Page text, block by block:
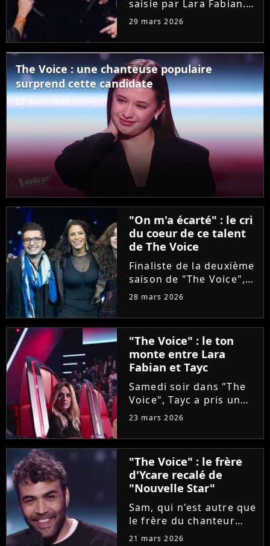
saisie par Lara Fabian.
Hier soir dans "The
Joanna, ancienne demi-
finaliste de la "Star
Academy", a bouleversé
la coach. Elle n'a pas
résisté...
29 mars 2026
The Voice : une chanteuse populaire
surprend cette candidate
28 mars 2026
"On m'a écarté" : le cri
du coeur de ce talent
de The Voice
Finaliste de la deuxième
saison de "The Voice",
Olympe se livre à coeur
le chanteur révèle que
sa carrière a été
sabotée par une
personne malveillante
qui a...
28 mars 2026
"The Voice" : le ton
monte entre Lara
Fabian et Tayc
Samedi soir dans "The
Voice", Tayc a pris un
malin plaisir à bloquer
par une artiste d'origine
italienne, tout comme
elle. Agacée, la
chanteuse a réglé ses...
23 mars 2026
"The Voice" : le frère
d'Ycare recalé de
"Nouvelle Star"
Sam, qui n'est autre que
le frère du chanteur
Ycare, a rejoint
21 mars 2026